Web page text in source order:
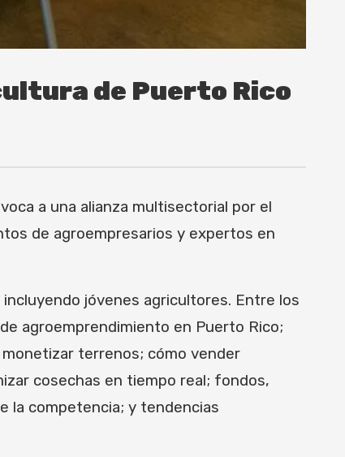
de Puerto Rico
a una alianza multisectorial por el
de agroempresarios y expertos en
jóvenes agricultores. Entre los
agroemprendimiento en Puerto Rico;
terrenos; cómo vender
cosechas en tiempo real; fondos,
la competencia; y tendencias